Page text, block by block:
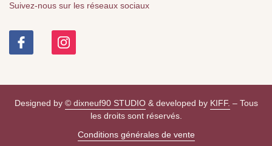
Suivez-nous sur les réseaux sociaux
Designed by © dixneuf90 STUDIO& developed by KIFF. – Tous
les droits sont réservés.
Conditions générales de vente